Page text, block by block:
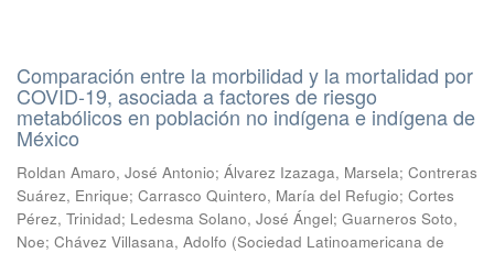
Comparación entre la morbilidad y la mortalidad por
COVID-19, asociada a factores de riesgo
metabólicos en población no indígena e indígena de
México
Roldan Amaro, José Antonio; Álvarez Izazaga, Marsela; Contreras
Suárez, Enrique; Carrasco Quintero, María del Refugio; Cortes
Pérez, Trinidad; Ledesma Solano, José Ángel; Guarneros Soto,
Noe; Chávez Villasana, Adolfo (Sociedad Latinoamericana de